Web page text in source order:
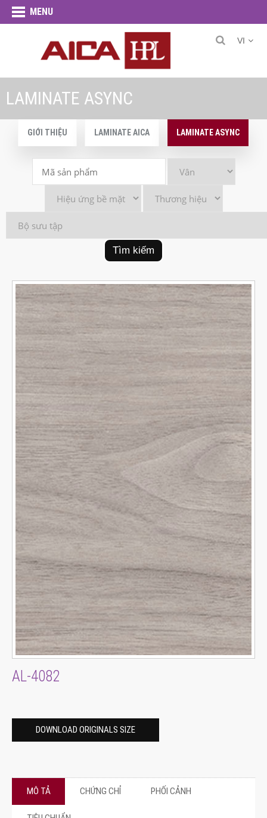
MENU
VI
LAMINATE ASYNC
GIỚI THIỆU LAMINATE AICA LAMINATE ASYNC
Tìm kiếm
AL-4082
DOWNLOAD ORIGINALS SIZE
MÔ TẢ CHỨNG CHỈ PHỐI CẢNH